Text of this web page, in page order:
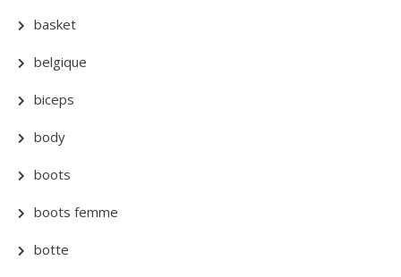
basket
belgique
biceps
body
boots
boots femme
botte